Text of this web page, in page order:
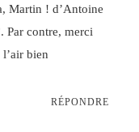
Martin ! d’Antoine
Par contre, merci
bien
RÉPONDRE